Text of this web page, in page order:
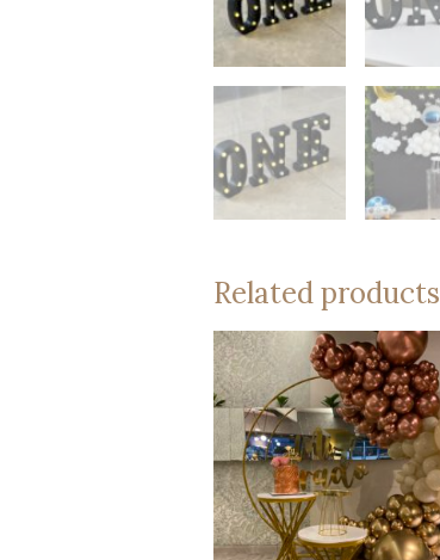
Related products